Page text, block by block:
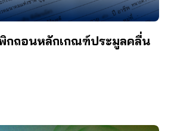
กถอนหลักเกณฑ์ประมูลคลื่น